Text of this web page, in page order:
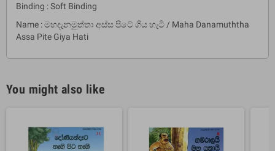
Binding : Soft Binding
Name : මහදැනමුත්තා අස්ස පිටේ ගිය හැටි / Maha Danamuththa
Assa Pite Giya Hati
You might also like